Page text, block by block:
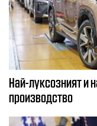
Най-луксозният и
производство